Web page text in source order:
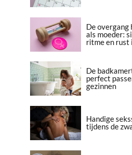
De overgang
als moeder:
ritme en rust
De
perfect
gezinnen
Handige
tijdens de